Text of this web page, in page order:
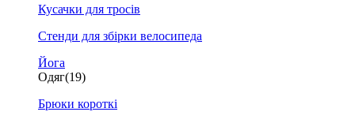
Кусачки для тросів
Стенди для збірки велосипеда
Йога
Одяг(19)
Брюки короткі